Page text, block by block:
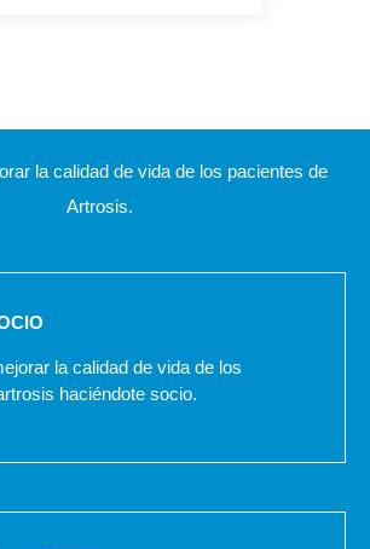
la calidad de vida de los pacientes de
Artrosis.
la calidad de vida de los
haciéndote socio.